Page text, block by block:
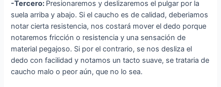
-Tercero: Presionaremos y deslizaremos el pulgar por la
suela arriba y abajo. Si el caucho es de calidad, deberiamos
notar cierta resistencia, nos costará mover el dedo porque
notaremos fricción o resistencia y una sensación de
material pegajoso. Si por el contrario, se nos desliza el
dedo con facilidad y notamos un tacto suave, se trataria de
caucho malo o peor aún, que no lo sea.